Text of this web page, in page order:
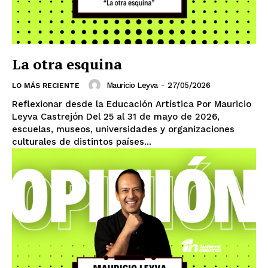
El Suplemento
La otra esquina
LO MÁS RECIENTE Mauricio Leyva - 27/05/2026
Reflexionar desde la Educación Artística Por Mauricio
Leyva Castrejón Del 25 al 31 de mayo de 2026,
escuelas, museos, universidades y organizaciones
culturales de distintos países...